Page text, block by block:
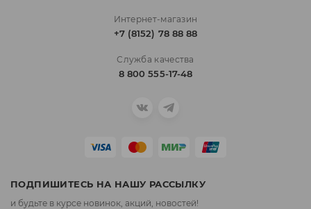
Интернет-магазин
+7 (8152) 78 88 88
Служба качества
8 800 555-17-48
ПОДПИШИТЕСЬ НА НАШУ РАССЫЛКУ
и будьте в курсе новинок, акций, новостей!